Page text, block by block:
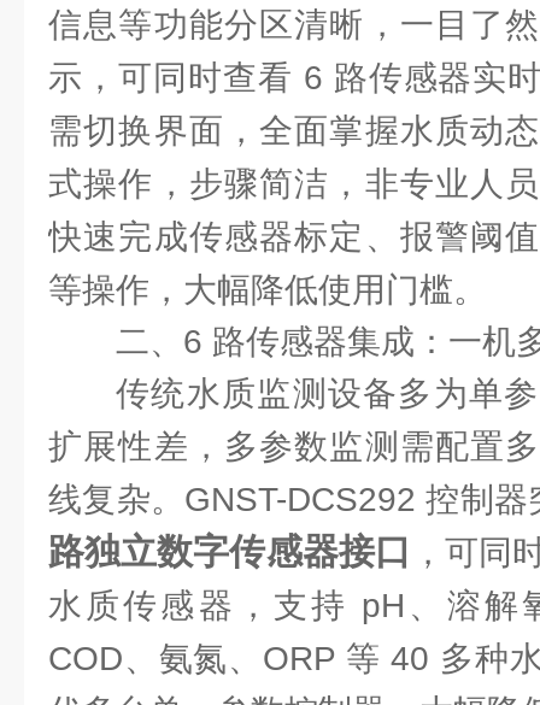
信息等功能分区清晰，一目了
示，可同时查看 6 路传感器实
需切换界面，全面掌握水质动
式操作，步骤简洁，非专业人
快速完成传感器标定、报警阈
等操作，大幅降低使用门槛。
二、6 路传感器集成：一机
传统水质监测设备多为单
扩展性差，多参数监测需配置
线复杂。GNST-DCS292 控制
路独立数字传感器接口 ，可同
水质传感器，支持 pH、溶解
COD、氨氮、ORP 等 40 多种